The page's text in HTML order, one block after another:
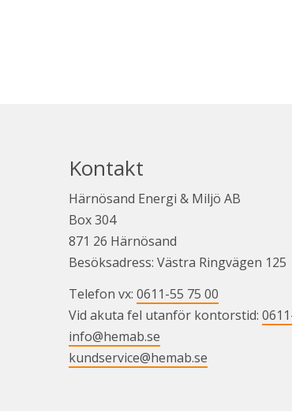
Kontakt
Härnösand Energi & Miljö AB
Box 304
871 26 Härnösand
Besöksadress: Västra Ringvägen 125
Telefon vx: 0611-55 75 00
Vid akuta fel utanför kontorstid:
info@hemab.se
kundservice@hemab.se